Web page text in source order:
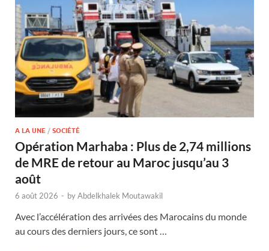
A LA UNE / SOCIÉTÉ
Opération Marhaba : Plus de 2,74 millions
de MRE de retour au Maroc jusqu’au 3
août
6 août 2026 - byAbdelkhalek Moutawakil
Avec l’accélération des arrivées des Marocains du monde
au cours des derniers jours, ce sont …